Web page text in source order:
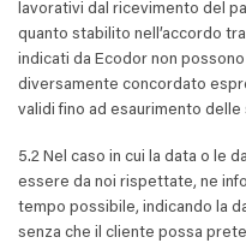
lavorativi dal ricevimento del
quanto stabilito nell’accordo
indicati da Ecodor non
diversamente concordato
validi fino ad esaurimento delle
5.2 Nel caso in cui la data o le
essere da noi rispettate, ne
tempo possibile, indicando la
senza che il cliente possa